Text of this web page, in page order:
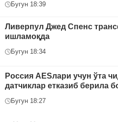
Бугун 18:39
Ливерпул Джед Спенс
ишламоқда
Бугун 18:34
Россия AESлари учун ўта
датчиклар етказиб берила
Бугун 18:27